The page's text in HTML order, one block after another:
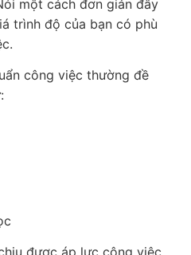
Nói một cách đơn
đánh giá trình độ của
công việc thường đề